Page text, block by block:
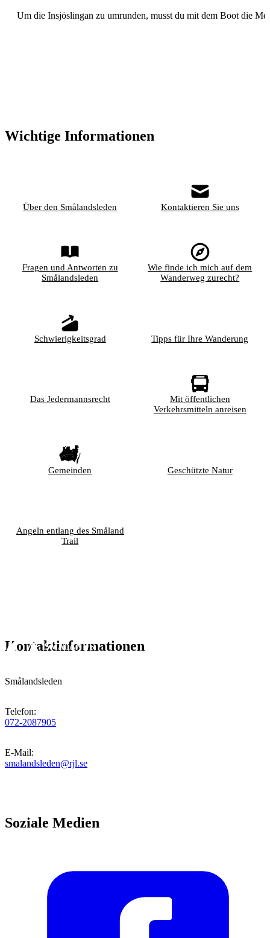
Um die Insjöslingan zu umrunden, musst du mit dem Boot die
Wichtige Informationen
Über den Smålandsleden Kontaktieren Sie uns
Fragen und Antworten zu
Smålandsleden
Wie finde ich mich auf dem
Wanderweg zurecht?
Schwierigkeitsgrad Tipps für Ihre Wanderung
Das Jedermannsrecht
Mit öffentlichen
Verkehrsmitteln anreisen
Gemeinden Geschützte Natur
Angeln entlang des Småland
Trail
Kontaktinformationen
Smålandsleden
Telefon:
072-2087905
E-Mail:
smalandsleden@rjl.se
Soziale Medien